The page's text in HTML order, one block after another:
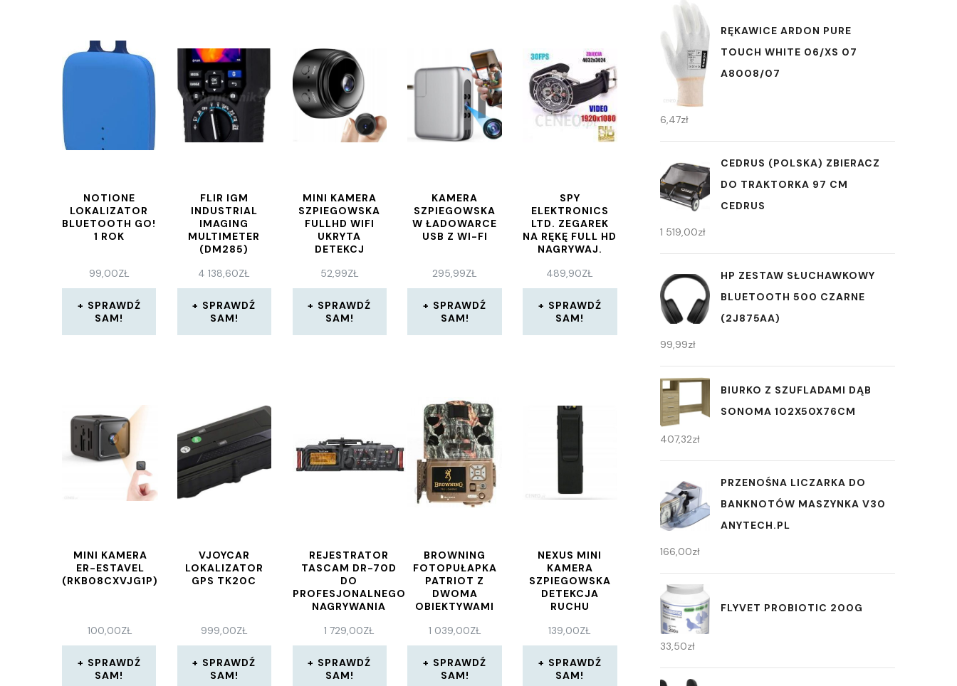
NOTIONE
LOKALIZATOR
BLUETOOTH GO!
1 ROK
99,00ZŁ
SPRAWDŹ
SAM!
FLIR IGM
INDUSTRIAL
IMAGING
MULTIMETER
(DM285)
4 138,60ZŁ
SPRAWDŹ
SAM!
MINI KAMERA
SZPIEGOWSKA
FULLHD WIFI
UKRYTA
DETEKCJ
52,99ZŁ
SPRAWDŹ
SAM!
KAMERA
SZPIEGOWSKA
W ŁADOWARCE
USB Z WI-FI
295,99ZŁ
SPRAWDŹ
SAM!
SPY
ELEKTRONICS
LTD. ZEGAREK
NA RĘKĘ FULL HD
NAGRYWAJ.
489,90ZŁ
SPRAWDŹ
SAM!
MINI KAMERA
ER-ESTAVEL
(RKB08CXVJG1P)
100,00ZŁ
SPRAWDŹ
SAM!
VJOYCAR
LOKALIZATOR
GPS TK20C
999,00ZŁ
SPRAWDŹ
SAM!
​REJESTRATOR
TASCAM DR-70D
DO
PROFESJONALNEGO
NAGRYWANIA
KAMER I APARATÓW
1 729,00ZŁ
SPRAWDŹ
SAM!
BROWNING
FOTOPUŁAPKA
PATRIOT Z
DWOMA
OBIEKTYWAMI
1 039,00ZŁ
SPRAWDŹ
SAM!
NEXUS MINI
KAMERA
SZPIEGOWSKA
DETEKCJA
RUCHU
139,00ZŁ
SPRAWDŹ
SAM!
RĘKAWICE ARDON PURE
TOUCH WHITE 06/XS 07
A8008/07
6,47zł
CEDRUS (POLSKA) ZBIERACZ
DO TRAKTORKA 97 CM
CEDRUS
1 519,00zł
HP ZESTAW SŁUCHAWKOWY
BLUETOOTH 500 CZARNE
(2J875AA)
99,99zł
BIURKO Z SZUFLADAMI DĄB
SONOMA 102X50X76CM
407,32zł
PRZENOŚNA LICZARKA DO
BANKNOTÓW MASZYNKA V30
ANYTECH.PL
166,00zł
FLYVET PROBIOTIC 200G
33,50zł